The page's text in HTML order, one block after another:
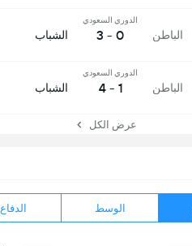
الوسط الدفاع
الباطن
الدوري السعودي
0 - 3 الشباب
الباطن
الدوري السعودي
1 - 4 الشباب
عرض الكل